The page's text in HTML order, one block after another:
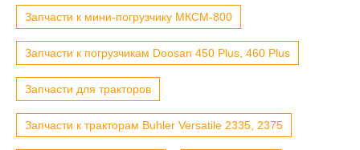
Запчасти к мини-погрузчику МКСМ-800
Запчасти к погрузчикам Doosan 450 Plus, 460 Plus
Запчасти для тракторов
Запчасти к тракторам Buhler Versatile 2335, 2375